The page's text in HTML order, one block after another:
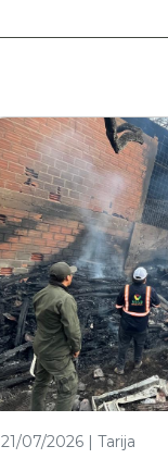
21/07/2026 | Tarija